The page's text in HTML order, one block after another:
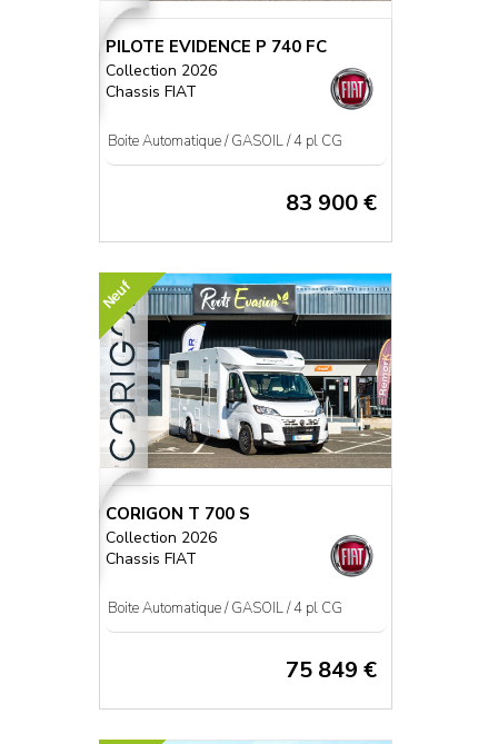
PILOTE EVIDENCE P 740 FC
Collection 2026
Chassis FIAT
Boite Automatique / GASOIL / 4 pl CG
83 900 €
Neuf
CORIGON T 700 S
Collection 2026
Chassis FIAT
Boite Automatique / GASOIL / 4 pl CG
75 849 €